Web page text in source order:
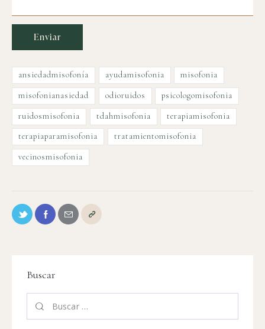
ansiedadmisofonía ayudamisofonia misofonia
misofonianasiedad odioruidos psicologomisofonia
ruidosmisofonia tdahmisofonia terapiamisofonia
terapiaparamisofonia tratamientomisofonia
vecinosmisofonia
Buscar